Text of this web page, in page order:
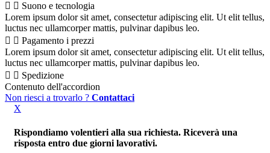
Suono e tecnologia
Lorem ipsum dolor sit amet, consectetur adipiscing elit. Ut elit tellus,
luctus nec ullamcorper mattis, pulvinar dapibus leo.
Pagamento i prezzi
Lorem ipsum dolor sit amet, consectetur adipiscing elit. Ut elit tellus,
luctus nec ullamcorper mattis, pulvinar dapibus leo.
Spedizione
Contenuto dell'accordion
Non riesci a trovarlo ? Contattaci
X
Rispondiamo volentieri alla sua richiesta. Riceverà una
risposta entro due giorni lavorativi.